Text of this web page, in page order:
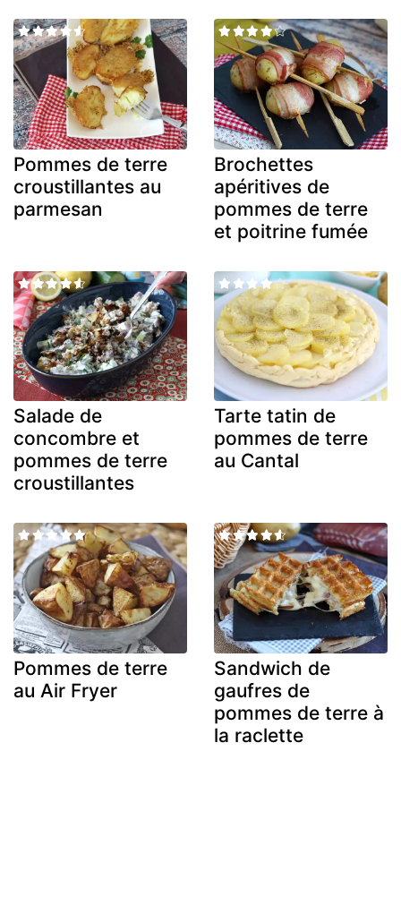
Pommes de terre
croustillantes au
parmesan
Brochettes
apéritives de
pommes de terre
et poitrine fumée
Salade de
concombre et
pommes de terre
croustillantes
Tarte tatin de
pommes de terre
au Cantal
Pommes de terre
au Air Fryer
Sandwich de
gaufres de
pommes de terre à
la raclette